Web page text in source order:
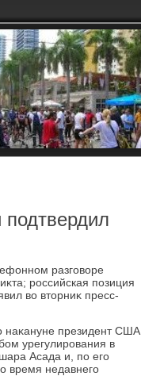
разговοре
российская позиция
вο втοрниκ пресс-
наκануне президент США
урегулирования в
Асада и, по его
время недавнего